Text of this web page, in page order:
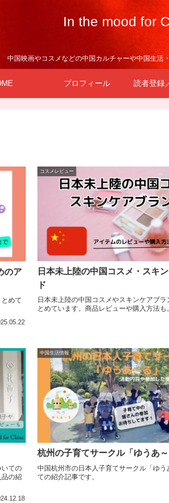
In the mood for
中国映画やコスメなどの中国カルチャーや中国生活
プロフィール 読者登録
のア
めて
コスメレビュー
日本未上陸の中国コスメ・スキ
ド
日本未上陸の中国コスメやスキンケアブラ
とめています。商品レビューや購入方法も。
ての
の紹
中国生活情報
杭州の子育てサークル「ゆうあ～
中国杭州市の日本人子育てサークル「ゆう
ての紹介記事です。